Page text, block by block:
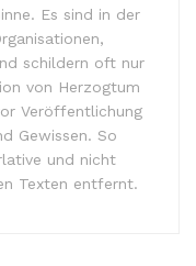
Es sind in der
schildern oft nur
von Herzogtum
Veröffentlichung
Gewissen. So
und nicht
Texten entfernt.